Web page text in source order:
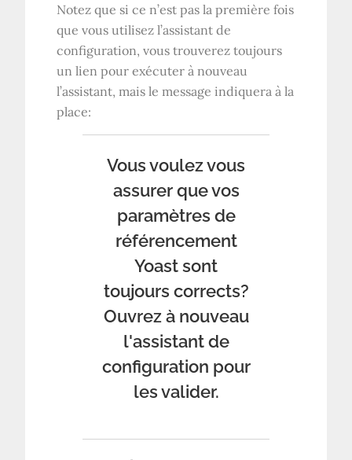
Notez que si ce n’est pas la première fois
que vous utilisez l’assistant de
configuration, vous trouverez toujours
un lien pour exécuter à nouveau
l’assistant, mais le message indiquera à la
place:
Vous voulez vous
assurer que vos
paramètres de
référencement
Yoast sont
toujours corrects?
Ouvrez à nouveau
l'assistant de
configuration pour
les valider.